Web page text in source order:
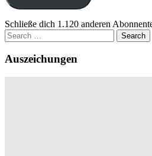
Schließe dich 1.120 anderen
Search
for:
Auszeichungen